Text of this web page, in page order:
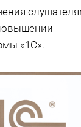
«1С».